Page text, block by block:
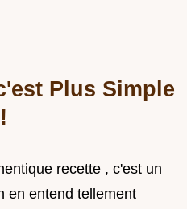
Plus Simple
recette , c'est un
en entend tellement